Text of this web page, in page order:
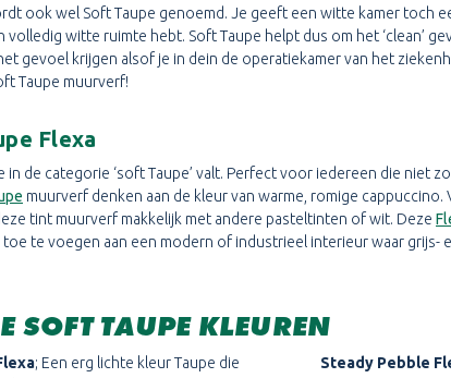
ook wel Soft Taupe genoemd. Je geeft een witte kamer toch
volledig witte ruimte hebt. Soft Taupe helpt dus om het ‘clean’
gevoel krijgen alsof je in dein de operatiekamer van het
Taupe muurverf!
Flexa
in de categorie ‘soft Taupe’ valt. Perfect voor iedereen die niet
muurverf denken aan de kleur van warme, romige
tint muurverf makkelijk met andere pasteltinten of wit. Deze
toe te voegen aan een modern of industrieel interieur waar grijs-
SOFT TAUPE KLEUREN
; Een erg lichte kleur Taupe die
Steady Pebble